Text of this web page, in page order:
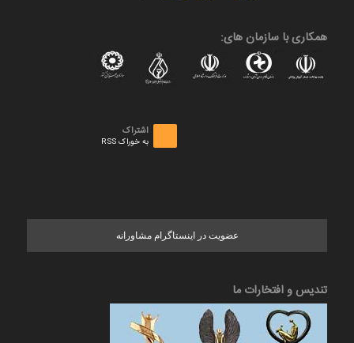
همکاری با سازمان های:
اشتراک
به خوراک RSS
عضویت در اینستاگرام مشاورانه
تندیس و افتخارات ما